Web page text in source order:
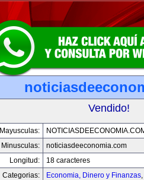
Vendido!
Mayusculas:
Minusculas:
noticiasdeeconomia.com
Longitud:
18 caracteres
Categorias:
Economia, Dinero y Finanzas,